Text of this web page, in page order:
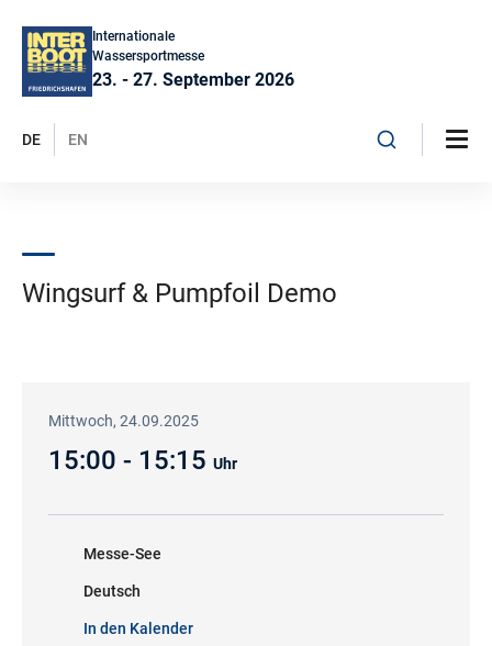
Internationale
Wassersportmesse
23. - 27. September 2026
DE EN
Wingsurf & Pumpfoil Demo
Mittwoch, 24.09.2025
15:00 - 15:15 Uhr
Messe-See
Deutsch
In den Kalender